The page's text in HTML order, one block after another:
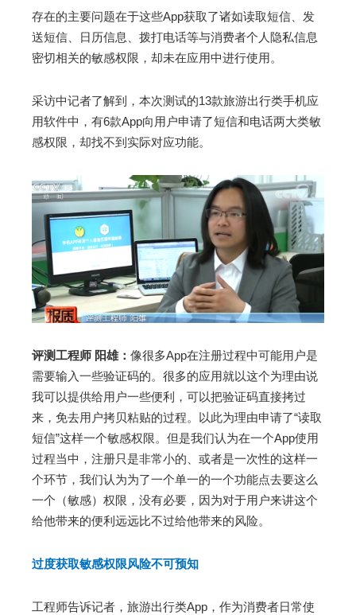
存在的主要问题在于这些App获取了诸如读取短信、发
送短信、日历信息、拨打电话等与消费者个人隐私信息
密切相关的敏感权限，却未在应用中进行使用。
采访中记者了解到，本次测试的13款旅游出行类手机应
用软件中，有6款App向用户申请了短信和电话两大类敏
感权限，却找不到实际对应功能。
评测工程师 阳雄： 像很多App在注册过程中可能用户是
需要输入一些验证码的。很多的应用就以这个为理由说
我可以提供给用户一些便利，可以把验证码直接拷过
来，免去用户拷贝粘贴的过程。以此为理由申请了“读取
短信”这样一个敏感权限。但是我们认为在一个App使用
过程当中，注册只是非常小的、或者是一次性的这样一
个环节，我们认为为了一个单一的一个功能点去要这么
一个（敏感）权限，没有必要，因为对于用户来讲这个
给他带来的便利远远比不过给他带来的风险。
过度获取敏感权限风险不可预知
工程师告诉记者，旅游出行类App，作为消费者日常使